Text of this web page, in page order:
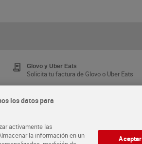
Glovo y Uber Eats
Solicita tu factura de Glovo o Uber Eats
¡Solicita tu tarjeta de crédito aquí!
los datos para
activamente las
la información en un